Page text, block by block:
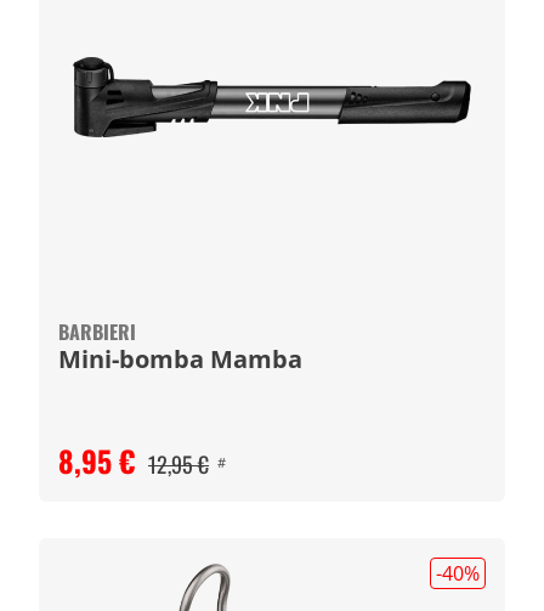
BARBIERI
Mini-bomba Mamba
8,95 € 12,95 € #
-40%